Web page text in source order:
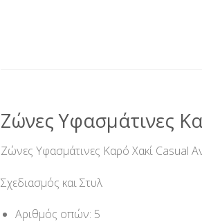
Ζώνες Υφασμάτινες
Ζώνες Υφασμάτινες Καρό Χακί Casual
Σχεδιασμός και Στυλ
Αριθμός οπών: 5